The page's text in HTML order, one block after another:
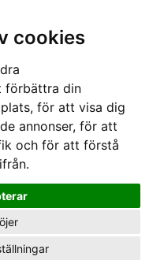
cookies
förbättra din
för att visa dig
annonser, för att
och för att förstå
SVART/VIT RANDIG